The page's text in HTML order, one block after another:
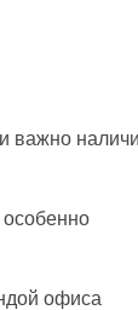
офиса